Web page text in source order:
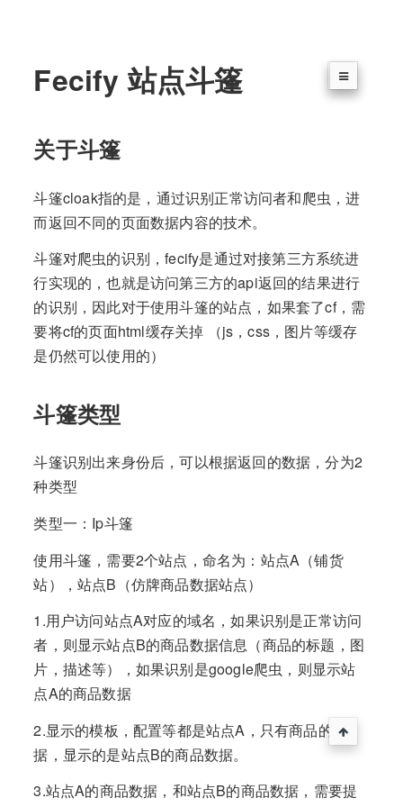
Fecify 站点斗篷
关于斗篷
斗篷cloak指的是，通过识别正常访问者和爬虫，进
而返回不同的页面数据内容的技术。
斗篷对爬虫的识别，fecify是通过对接第三方系统进
行实现的，也就是访问第三方的api返回的结果进行
的识别，因此对于使用斗篷的站点，如果套了cf，需
要将cf的页面html缓存关掉 （js，css，图片等缓存
是仍然可以使用的）
斗篷类型
斗篷识别出来身份后，可以根据返回的数据，分为2
种类型
类型一：Ip斗篷
使用斗篷，需要2个站点，命名为：站点A（铺货
站），站点B（仿牌商品数据站点）
1.用户访问站点A对应的域名，如果识别是正常访问
者，则显示站点B的商品数据信息（商品的标题，图
片，描述等），如果识别是google爬虫，则显示站
点A的商品数据
2.显示的模板，配置等都是站点A，只有商品的数
据，显示的是站点B的商品数据。
3.站点A的商品数据，和站点B的商品数据，需要提